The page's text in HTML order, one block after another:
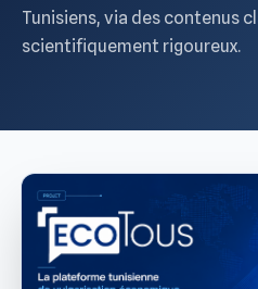
Tunisiens, via des contenus
scientifiquement rigoureux.